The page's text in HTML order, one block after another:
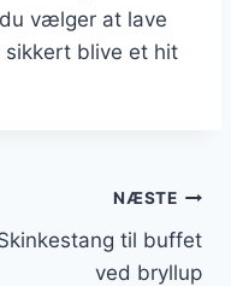
vælger at lave
sikkert blive et hit
NÆSTE
til buffet
ved bryllup